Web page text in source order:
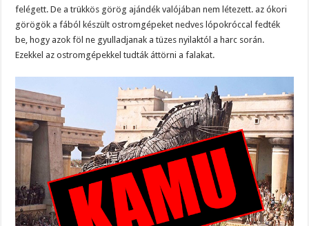
felégett. De a trükkös görög ajándék valójában nem létezett. az ókori
görögök a fából készült ostromgépeket nedves lópokróccal fedték
be, hogy azok föl ne gyulladjanak a tüzes nyilaktól a harc során.
Ezekkel az ostromgépekkel tudták áttörni a falakat.